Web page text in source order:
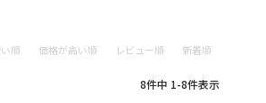
順 価格が高い順 レビュー順 新着順
8件中 1-8件表示